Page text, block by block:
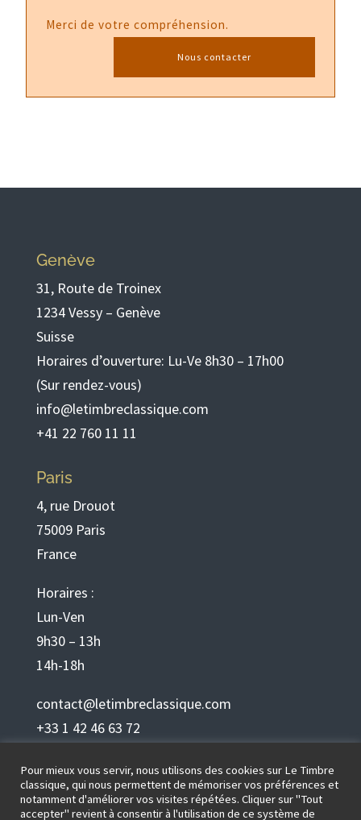
Merci de votre compréhension.
Nous contacter
Genève
31, Route de Troinex
1234 Vessy – Genève
Suisse
Horaires d’ouverture: Lu-Ve 8h30 – 17h00
(Sur rendez-vous)
info@letimbreclassique.com
+41 22 760 11 11
Paris
4, rue Drouot
75009 Paris
France
Horaires :
Lun-Ven
9h30 – 13h
14h-18h
contact@letimbreclassique.com
+33 1 42 46 63 72
Français
Pour mieux vous servir, nous utilisons des cookies sur Le Timbre
classique, qui nous permettent de mémoriser vos préférences et
notamment d'améliorer vos visites répétées. Cliquer sur "Tout
accepter" revient à consentir à l'utilisation de ce système de